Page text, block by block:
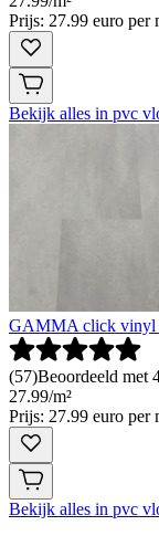
Prijs: 27.99 euro per
Bekijk alles in pvc
GAMMA click vinyl
(57)Beoordeeld met
27.99/m²
Prijs: 27.99 euro per
Bekijk alles in pvc